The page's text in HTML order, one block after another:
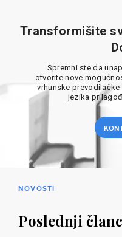
Transformišite
Spremni ste da
otvorite nove
vrhunske
jezika
NOVOSTI
Poslednji